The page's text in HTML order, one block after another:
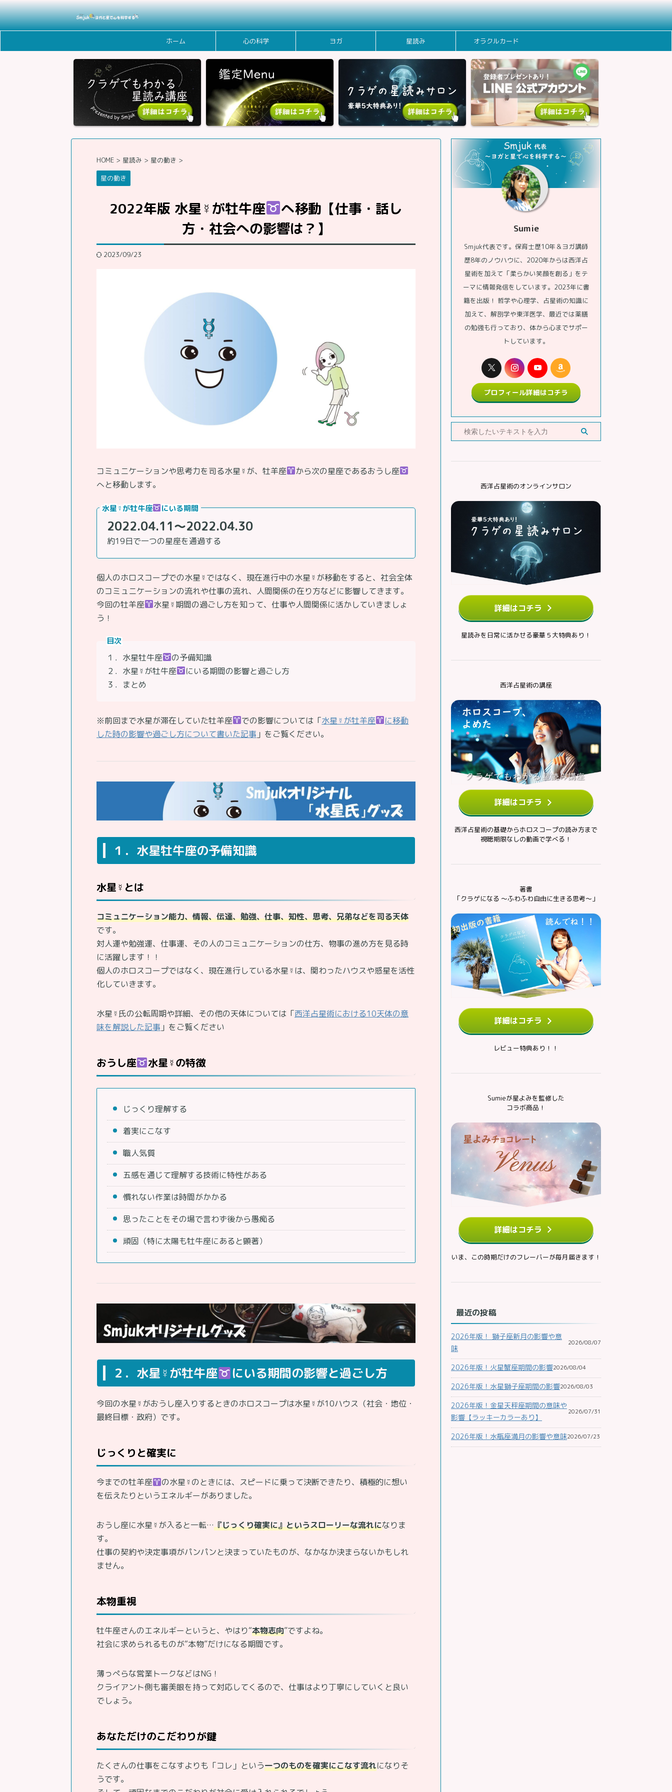
ホーム 心の科学 ヨガ 星読み オラクルカード
HOME > 星読み > 星の動き >
星の動き
2022年版 水星☿が牡牛座
へ移動【仕事・話し
方・社会への影響は？】
2023/09/23
コミュニケーションや思考力を司る水星☿が、牡羊座
から次の星座であるおうし座
へと移動します。
水星☿が牡牛座 にいる期間
2022.04.11～2022.04.30
約19日で一つの星座を通過する
個人のホロスコープでの水星☿ではなく、現在進行中の水星☿が移動をすると、社会全体
のコミュニケーションの流れや仕事の流れ、人間関係の在り方などに影響してきます。
今回の牡羊座
水星☿期間の過ごし方を知って、仕事や人間関係に活かしていきましょ
う！
目次
１．水星牡牛座
の予備知識
２．水星☿が牡牛座
にいる期間の影響と過ごし方
３．まとめ
※前回まで水星が滞在していた牡羊座 での影響については「水星☿が牡羊座
に移動
した時の影響や過ごし方について書いた記事 」をご覧ください。
１．水星牡牛座の予備知識
水星☿とは
コミュニケーション能力、情報、伝達、勉強、仕事、知性、思考、兄弟などを司る天体
です。
対人運や勉強運、仕事運、その人のコミュニケーションの仕方、物事の進め方を見る時
に活躍します！！
個人のホロスコープではなく、現在進行している水星☿は、関わったハウスや惑星を活性
化していきます。
水星☿氏の公転周期や詳細、その他の天体については「西洋占星術における10天体の意
味を解説した記事 」をご覧ください
おうし座 水星☿の特徴
じっくり理解する
着実にこなす
職人気質
五感を通じて理解する技術に特性がある
慣れない作業は時間がかかる
思ったことをその場で言わず後から愚痴る
頑固（特に太陽も牡牛座にあると顕著）
２．水星☿が牡牛座 にいる期間の影響と過ごし方
今回の水星☿がおうし座入りするときのホロスコープは水星☿が10ハウス（社会・地位・
最終目標・政府）です。
じっくりと確実に
今までの牡羊座
の水星☿のときには、スピードに乗って決断できたり、積極的に想い
を伝えたりというエネルギーがありました。
おうし座に水星☿が入ると一転…『じっくり確実に』というスローリーな流れになりま
す。
仕事の契約や決定事項がパンパンと決まっていたものが、なかなか決まらないかもしれ
ません。
本物重視
牡牛座さんのエネルギーというと、やはり“本物志向”ですよね。
社会に求められるものが“本物”だけになる期間です。
薄っぺらな営業トークなどはNG！
クライアント側も審美眼を持って対応してくるので、仕事はより丁寧にしていくと良い
でしょう。
あなただけのこだわりが鍵
たくさんの仕事をこなすよりも「コレ」という一つのものを確実にこなす流れになりそ
うです。
Sumie
Smjuk代表です。保育士歴10年＆ヨガ講師
歴8年のノウハウに、2020年からは西洋占
星術を加えて「柔らかい笑顔を創る」をテ
ーマに情報発信をしています。2023年に書
籍を出版！ 哲学や心理学、占星術の知識に
加えて、解剖学や東洋医学、最近では薬膳
の勉強も行っており、体から心までサポー
トしています。
プロフィール詳細はコチラ
西洋占星術のオンラインサロン
詳細はコチラ
星読みを日常に活かせる豪華５大特典あり！
西洋占星術の講座
詳細はコチラ
西洋占星術の基礎からホロスコープの読み方まで
視聴期限なしの動画で学べる！
著書
「クラゲになる ～ふわふわ自由に生きる思考～」
詳細はコチラ
レビュー特典あり！！
Sumieが星よみを監修した
コラボ商品！
詳細はコチラ
いま、この時期だけのフレーバーが毎月届きます！
最近の投稿
2026年版！ 獅子座新月の影響や意
味
2026/08/07
2026年版！火星蟹座期間の影響2026/08/04
2026年版！水星獅子座期間の影響2026/08/03
2026年版！金星天秤座期間の意味や
影響【ラッキーカラーあり】
2026/07/31
2026年版！水瓶座満月の影響や意味2026/07/23